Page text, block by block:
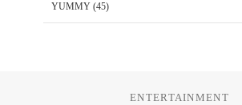
YUMMY (45)
ENTERTAINMENT